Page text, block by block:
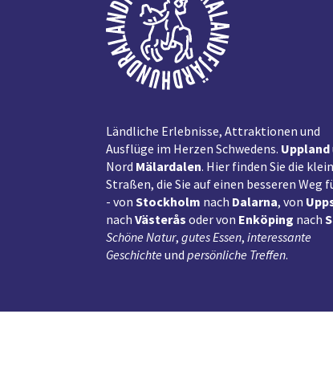
Ländliche Erlebnisse, Attraktionen und
Ausflüge im Herzen Schwedens. Uppland
Nord Mälardalen. Hier finden Sie die
Straßen, die Sie auf einen besseren Weg
- von Stockholm nach Dalarna, von
nach Västerås oder von Enköping nach
Schöne Natur, gutes Essen, interessante
Geschichte und persönliche Treffen.